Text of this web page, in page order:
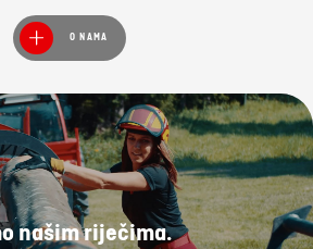
O NAMA
našim riječima.